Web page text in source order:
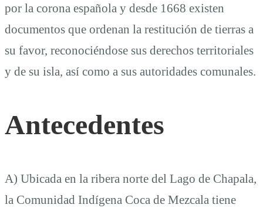
por la corona española y desde 1668 existen
documentos que ordenan la restitución de tierras a
su favor, reconociéndose sus derechos territoriales
y de su isla, así como a sus autoridades comunales.
Antecedentes
A) Ubicada en la ribera norte del Lago de Chapala,
la Comunidad Indígena Coca de Mezcala tiene